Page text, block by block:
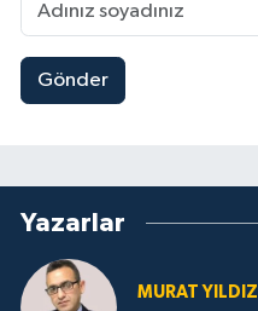
Gönder
Yazarlar
MURAT YILDIZ